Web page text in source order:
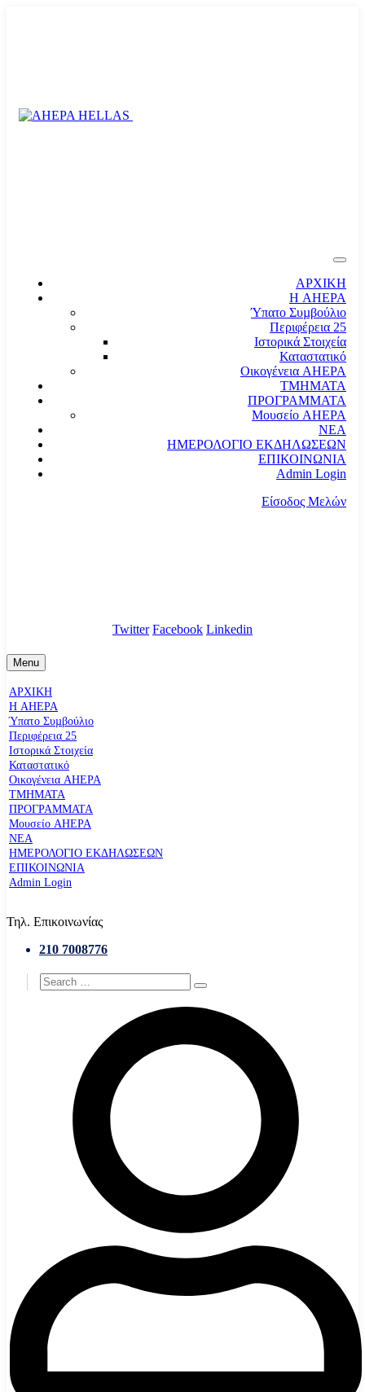
ΑΡΧΙΚΗ
Η AHEPA
Ύπατο Συµβούλιο
Περιφέρεια 25
Ιστορικά Στοιχεία
Καταστατικό
Οικογένεια AHEPA
ΤΜΗΜΑΤΑ
ΠΡΟΓΡΑΜΜΑΤΑ
Μουσείο AHEPA
ΝΕΑ
ΗΜΕΡΟΛΟΓΙΟ ΕΚΔΗΛΩΣΕΩΝ
ΕΠΙΚΟΙΝΩΝΙΑ
Admin Login
Είσοδος Μελών
Twitter Facebook Linkedin
Menu
ΑΡΧΙΚΗ
Η AHEPA
Ύπατο Συµβούλιο
Περιφέρεια 25
Ιστορικά Στοιχεία
Καταστατικό
Οικογένεια AHEPA
ΤΜΗΜΑΤΑ
ΠΡΟΓΡΑΜΜΑΤΑ
Μουσείο AHEPA
ΝΕΑ
ΗΜΕΡΟΛΟΓΙΟ ΕΚΔΗΛΩΣΕΩΝ
ΕΠΙΚΟΙΝΩΝΙΑ
Admin Login
Τηλ. Επικοινωνίας
210 7008776